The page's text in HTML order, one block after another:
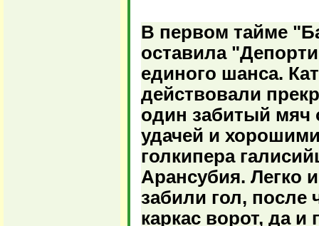
В первом тайме
оставила
единого шанса.
действовали
один забитый мяч
удачей и
голкипера
Арансубия. Легко
забили гол, после
каркас ворот, да